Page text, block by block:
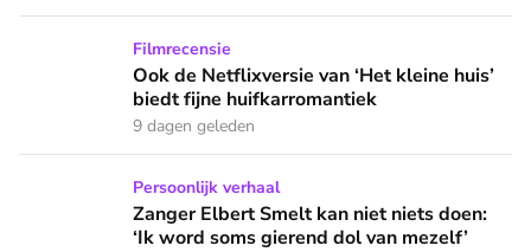
Ook de Netflixversie van ‘Het kleine huis’ biedt fijne
Filmrecensie
Ook de Netflixversie van ‘Het kleine huis’
biedt fijne huifkarromantiek
9 dagen geleden
Zanger Elbert Smelt kan niet niets doen: ‘Ik word soms
Persoonlijk verhaal
Zanger Elbert Smelt kan niet niets doen:
‘Ik word soms gierend dol van mezelf’